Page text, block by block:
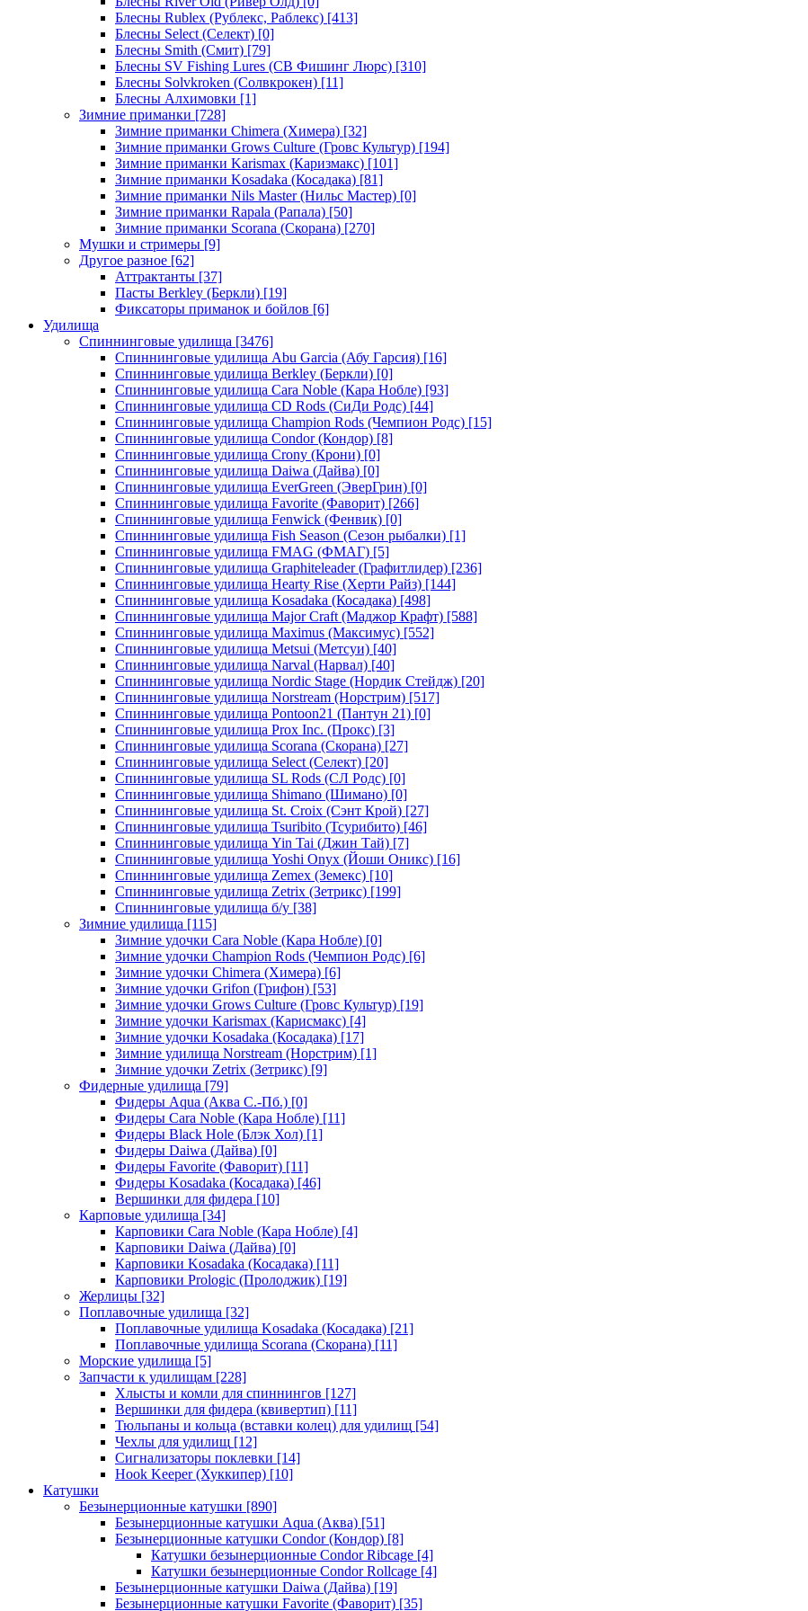
Блесны Rublex (Рублекс, Раблекс) [413]
Блесны Select (Селект) [0]
Блесны Smith (Смит) [79]
Блесны SV Fishing Lures (СВ Фишинг Люрс) [310]
Блесны Solvkroken (Солвкрокен) [11]
Блесны Алхимовки [1]
Зимние приманки [728]
Зимние приманки Chimera (Химера) [32]
Зимние приманки Grows Culture (Гровс Культур) [194]
Зимние приманки Karismax (Каризмакс) [101]
Зимние приманки Kosadaka (Косадака) [81]
Зимние приманки Nils Master (Нильс Мастер) [0]
Зимние приманки Rapala (Рапала) [50]
Зимние приманки Scorana (Скорана) [270]
Мушки и стримеры [9]
Другое разное [62]
Аттрактанты [37]
Пасты Berkley (Беркли) [19]
Фиксаторы приманок и бойлов [6]
Удилища
Спиннинговые удилища [3476]
Спиннинговые удилища Abu Garcia (Абу Гарсия) [16]
Спиннинговые удилища Berkley (Беркли) [0]
Спиннинговые удилища Cara Noble (Кара Нобле) [93]
Спиннинговые удилища CD Rods (СиДи Родс) [44]
Спиннинговые удилища Champion Rods (Чемпион Родс) [15]
Спиннинговые удилища Condor (Кондор) [8]
Спиннинговые удилища Crony (Крони) [0]
Спиннинговые удилища Daiwa (Дайва) [0]
Спиннинговые удилища EverGreen (ЭверГрин) [0]
Спиннинговые удилища Favorite (Фаворит) [266]
Спиннинговые удилища Fenwick (Фенвик) [0]
Спиннинговые удилища Fish Season (Сезон рыбалки) [1]
Спиннинговые удилища FMAG (ФМАГ) [5]
Спиннинговые удилища Graphiteleader (Графитлидер) [236]
Спиннинговые удилища Hearty Rise (Херти Райз) [144]
Спиннинговые удилища Kosadaka (Косадака) [498]
Спиннинговые удилища Major Craft (Маджор Крафт) [588]
Спиннинговые удилища Maximus (Максимус) [552]
Спиннинговые удилища Metsui (Метсуи) [40]
Спиннинговые удилища Narval (Нарвал) [40]
Спиннинговые удилища Nordic Stage (Нордик Стейдж) [20]
Спиннинговые удилища Norstream (Норстрим) [517]
Спиннинговые удилища Pontoon21 (Пантун 21) [0]
Спиннинговые удилища Prox Inc. (Прокс) [3]
Спиннинговые удилища Scorana (Скорана) [27]
Спиннинговые удилища Select (Селект) [20]
Спиннинговые удилища SL Rods (СЛ Родс) [0]
Спиннинговые удилища Shimano (Шимано) [0]
Спиннинговые удилища St. Croix (Сэнт Крой) [27]
Спиннинговые удилища Tsuribito (Тсурибито) [46]
Спиннинговые удилища Yin Tai (Джин Тай) [7]
Спиннинговые удилища Yoshi Onyx (Йоши Оникс) [16]
Спиннинговые удилища Zemex (Земекс) [10]
Спиннинговые удилища Zetrix (Зетрикс) [199]
Спиннинговые удилища б/у [38]
Зимние удилища [115]
Зимние удочки Cara Noble (Кара Нобле) [0]
Зимние удочки Champion Rods (Чемпион Родс) [6]
Зимние удочки Chimera (Химера) [6]
Зимние удочки Grifon (Грифон) [53]
Зимние удочки Grows Culture (Гровс Культур) [19]
Зимние удочки Karismax (Карисмакс) [4]
Зимние удочки Kosadaka (Косадака) [17]
Зимние удилища Norstream (Норстрим) [1]
Зимние удочки Zetrix (Зетрикс) [9]
Фидерные удилища [79]
Фидеры Aqua (Аква С.-Пб.) [0]
Фидеры Cara Noble (Кара Нобле) [11]
Фидеры Black Hole (Блэк Хол) [1]
Фидеры Daiwa (Дайва) [0]
Фидеры Favorite (Фаворит) [11]
Фидеры Kosadaka (Косадака) [46]
Вершинки для фидера [10]
Карповые удилища [34]
Карповики Cara Noble (Кара Нобле) [4]
Карповики Daiwa (Дайва) [0]
Карповики Kosadaka (Косадака) [11]
Карповики Prologic (Пролоджик) [19]
Жерлицы [32]
Поплавочные удилища [32]
Поплавочные удилища Kosadaka (Косадака) [21]
Поплавочные удилища Scorana (Скорана) [11]
Морские удилища [5]
Запчасти к удилищам [228]
Хлысты и комли для спиннингов [127]
Вершинки для фидера (квивертип) [11]
Тюльпаны и кольца (вставки колец) для удилищ [54]
Чехлы для удилищ [12]
Сигнализаторы поклевки [14]
Hook Keeper (Хуккипер) [10]
Катушки
Безынерционные катушки [890]
Безынерционные катушки Aqua (Аква) [51]
Безынерционные катушки Condor (Кондор) [8]
Катушки безынерционные Condor Ribcage [4]
Катушки безынерционные Condor Rollcage [4]
Безынерционные катушки Daiwa (Дайва) [19]
Безынерционные катушки Favorite (Фаворит) [35]